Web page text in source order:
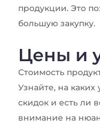
продукции. Это
большую закупку.
Цены и
Стоимость
Узнайте, на
скидок и есть ли
внимание на